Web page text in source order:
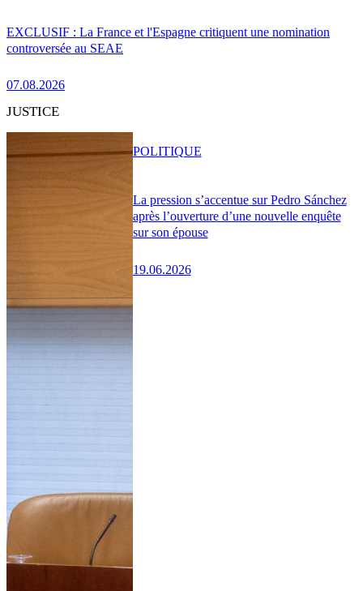
EXCLUSIF : La France et l'Espagne critiquent une nomination
controversée au SEAE
07.08.2026
JUSTICE
La pression s’accentue sur Pedro Sánchez
après l’ouverture d’une nouvelle enquête
sur son épouse
19.06.2026
POLITIQUE